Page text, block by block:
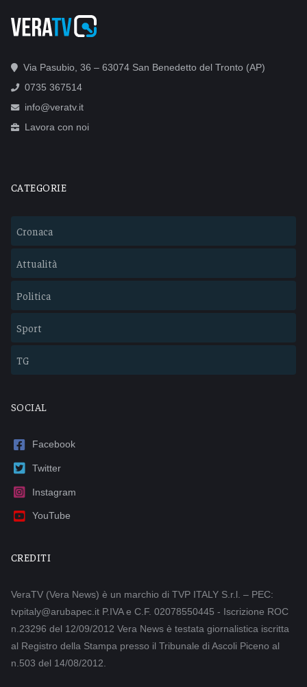
Via Pasubio, 36 – 63074 San Benedetto del Tronto (AP)
0735 367514
info@veratv.it
Lavora con noi
CATEGORIE
Cronaca
Attualità
Politica
Sport
TG
SOCIAL
Facebook
Twitter
Instagram
YouTube
CREDITI
VeraTV (Vera News) è un marchio di TVP ITALY S.r.l. – PEC:
tvpitaly@arubapec.it P.IVA e C.F. 02078550445 - Iscrizione ROC
n.23296 del 12/09/2012 Vera News è testata giornalistica iscritta
al Registro della Stampa presso il Tribunale di Ascoli Piceno al
n.503 del 14/08/2012.